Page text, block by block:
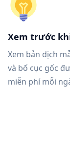
Xem trước
Xem bản dịch
và bố cục gốc
miễn phí mỗi